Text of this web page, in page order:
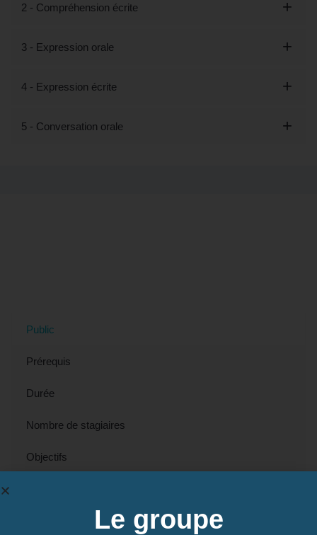
2 - Compréhension écrite
3 - Expression orale
4 - Expression écrite
5 - Conversation orale
Public
Prérequis
Durée
Nombre de stagiaires
Objectifs
Le groupe